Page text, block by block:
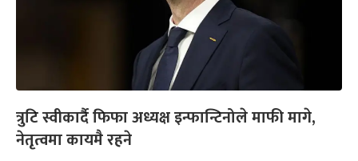
त्रुटि स्वीकार्दै फिफा अध्यक्ष इन्फान्टिनोले माफी मागे,
नेतृत्वमा कायमै रहने